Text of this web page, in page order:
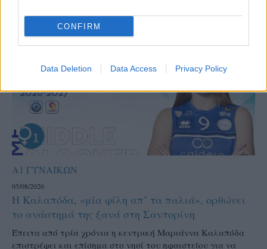
CONFIRM
Data Deletion Data Access Privacy Policy
Α1 ΓΥΝΑΙΚΩΝ
05/08/2026
Η Καλαπόδα, «μία φίλη απ’ τα παλιά», ορθώνει
το ανάστημά της ξανά στη Σαντορίνη
Έπειτα από τρία χρόνια η κεντρική Μαριάννα Καλαπόδα
επιστρέφει και επίσημα στο νησί του ηφαιστείου για να